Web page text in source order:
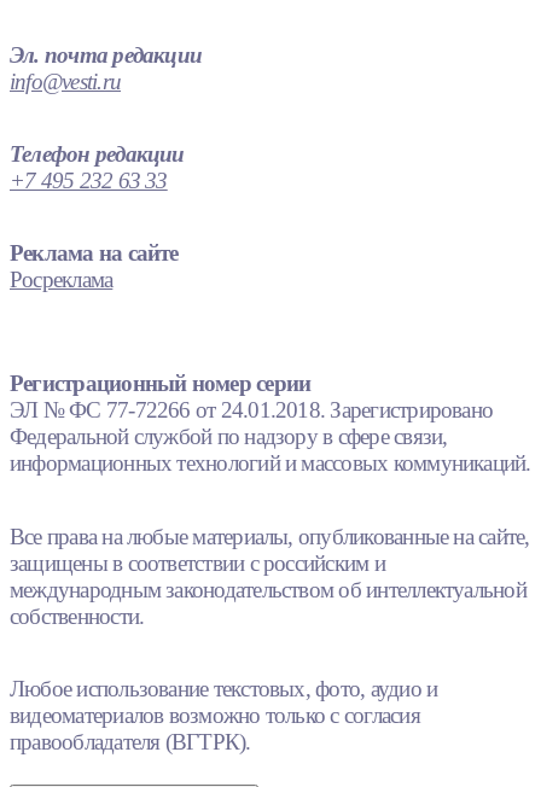
Эл. почта редакции
info@vesti.ru
Телефон редакции
+7 495 232 63 33
Реклама на сайте
Росреклама
Регистрационный номер серии
ЭЛ № ФС 77-72266 от 24.01.2018. Зарегистрировано
Федеральной службой по надзору в сфере связи,
информационных технологий и массовых коммуникаций.
Все права на любые материалы, опубликованные на сайте,
защищены в соответствии с российским и
международным законодательством об интеллектуальной
собственности.
Любое использование текстовых, фото, аудио и
видеоматериалов возможно только с согласия
правообладателя (ВГТРК).